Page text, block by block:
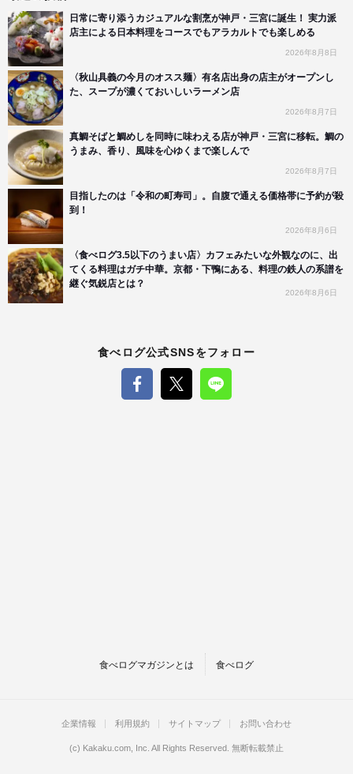
日常に寄り添うカジュアルな割烹が神戸・三宮に誕生！ 実力派
店主による日本料理をコースでもアラカルトでも楽しめる
2026年8月8日
〈秋山具義の今月のオスス麺〉有名店出身の店主がオープンし
た、スープが濃くておいしいラーメン店
2026年8月7日
真鯛そばと鯛めしを同時に味わえる店が神戸・三宮に移転。鯛の
うまみ、香り、風味を心ゆくまで楽しんで
2026年8月7日
目指したのは「令和の町寿司」。自腹で通える価格帯に予約が殺
到！
2026年8月6日
〈食べログ3.5以下のうまい店〉カフェみたいな外観なのに、出
てくる料理はガチ中華。京都・下鴨にある、料理の鉄人の系譜を
継ぐ気鋭店とは？
2026年8月6日
食べログ公式SNSをフォロー
食べログマガジンとは 食べログ
企業情報 利用規約 サイトマップ お問い合わせ
(c) Kakaku.com, Inc. All Rights Reserved. 無断転載禁止